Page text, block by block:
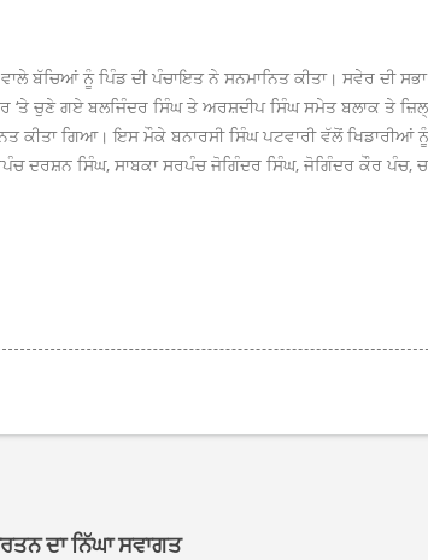
ਬੱਚਿਆਂ ਨੂੰ ਪਿੰਡ ਦੀ ਪੰਚਾਇਤ ਨੇ ਸਨਮਾਨਿਤ ਕੀਤਾ। ਸਵੇਰ ਦੀ
ਚੁਣੇ ਗਏ ਬਲਜਿੰਦਰ ਸਿੰਘ ਤੇ ਅਰਸ਼ਦੀਪ ਸਿੰਘ ਸਮੇਤ ਬਲਾਕ ਤੇ
ਕੀਤਾ ਗਿਆ। ਇਸ ਮੌਕੇ ਬਨਾਰਸੀ ਸਿੰਘ ਪਟਵਾਰੀ ਵੱਲੋਂ ਖਿਡਾਰੀਆਂ
ਸਿੰਘ, ਸਾਬਕਾ ਸਰਪੰਚ ਜੋਗਿੰਦਰ ਸਿੰਘ, ਜੋਗਿੰਦਰ ਕੌਰ ਪੰਚ,
ਦਾ ਨਿੱਘਾ ਸਵਾਗਤ